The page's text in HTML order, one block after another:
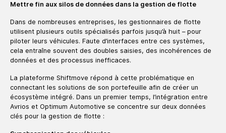
Mettre fin aux silos de données dans la gestion de flotte
Dans de nombreuses entreprises, les gestionnaires de flotte
utilisent plusieurs outils spécialisés parfois jusqu’à huit – pour
piloter leurs véhicules. Faute d’interfaces entre ces systèmes,
cela entraîne souvent des doubles saisies, des incohérences de
données et des processus inefficaces.
La plateforme Shiftmove répond à cette problématique en
connectant les solutions de son portefeuille afin de créer un
écosystème intégré. Dans un premier temps, l’intégration entre
Avrios et Optimum Automotive se concentre sur deux données
clés pour la gestion de flotte :